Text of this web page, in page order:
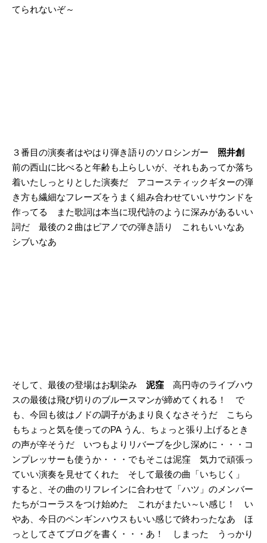
てられないぞ～
３番目の演奏者はやはり弾き語りのソロシンガー 照井創
前の西山に比べると年齢も上らしいが、それもあってか落ち
着いたしっとりとした演奏だ アコースティックギターの弾
き方も繊細なフレーズをうまく組み合わせていいサウンドを
作ってる また歌詞は本当に現代詩のように深みがあるいい
詞だ 最後の２曲はピアノでの弾き語り これもいいなあ
シブいなあ
そして、最後の登場はお馴染み 泥窪 高円寺のライブハウ
スの最後は飛び切りのブルースマンが締めてくれる！ で
も、今回も彼はノドの調子があまり良くなさそうだ こちら
もちょっと気を使ってのPA うん、ちょっと張り上げるとき
の声が辛そうだ いつもよりリバーブを少し深めに・・・コ
ンプレッサーも使うか・・・でもそこは泥窪 気力で頑張っ
ていい演奏を見せてくれた そして最後の曲「いちじく」
すると、その曲のリフレインに合わせて「ハツ」のメンバー
たちがコーラスをつけ始めた これがまたい～い感じ！ い
やあ、今日のペンギンハウスもいい感じで終わったなあ ほ
っとしてさてブログを書く・・・あ！ しまった うっかり